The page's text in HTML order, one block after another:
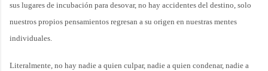
sus lugares de incubación para desovar, no hay accidentes del destino, solo
nuestros propios pensamientos regresan a su origen en nuestras mentes
individuales.
Literalmente, no hay nadie a quien culpar, nadie a quien condenar, nadie a